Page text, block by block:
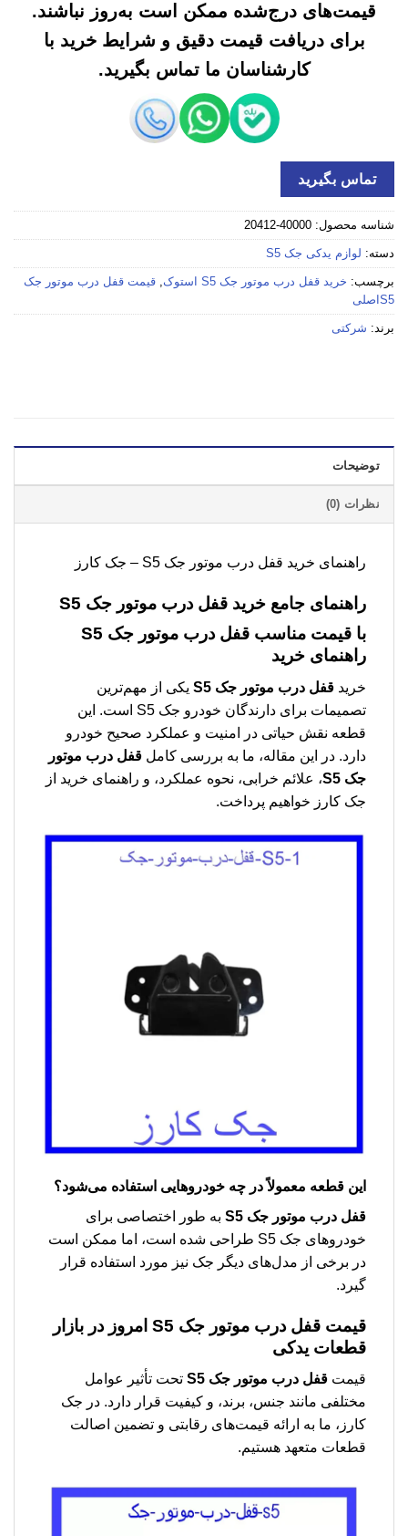
قیمت‌های درج‌شده ممکن است به‌روز نباشند.
برای دریافت قیمت دقیق و شرایط خرید با
کارشناسان ما تماس بگیرید.
تماس بگیرید
شناسه محصول: 40000-20412
دسته: لوازم یدکی جک S5
برچسب: خرید قفل درب موتور جک S5 استوک , قیمت قفل درب موتور جک
S5اصلی
برند: شرکتی
توضیحات
نظرات (0)
راهنمای خرید قفل درب موتور جک S5 – جک کارز
راهنمای جامع خرید قفل درب موتور جک S5
با قیمت مناسب قفل درب موتور جک S5
راهنمای خرید
خرید قفل درب موتور جک S5
یکی از مهم‌ترین
تصمیمات برای دارندگان خودرو جک S5 است. این
قطعه نقش حیاتی در امنیت و عملکرد صحیح خودرو
دارد. در این مقاله، ما به بررسی کامل قفل درب موتور
جک S5
، علائم خرابی، نحوه عملکرد، و راهنمای خرید از
جک کارز خواهیم پرداخت.
این قطعه معمولاً در چه خودروهایی استفاده می‌شود؟
قفل درب موتور جک S5
به طور اختصاصی برای
خودروهای جک S5 طراحی شده است، اما ممکن است
در برخی از مدل‌های دیگر جک نیز مورد استفاده قرار
گیرد.
قیمت قفل درب موتور جک S5
امروز در بازار
قطعات یدکی
قیمت قفل درب موتور جک S5
تحت تأثیر عوامل
مختلفی مانند جنس، برند، و کیفیت قرار دارد. در جک
کارز، ما به ارائه قیمت‌های رقابتی و تضمین اصالت
قطعات متعهد هستیم.